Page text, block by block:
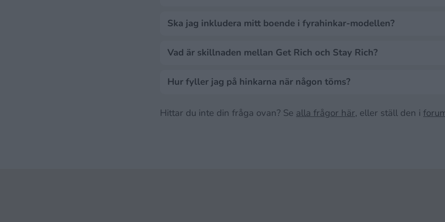
Ska jag inkludera mitt boende i fyrahinkar-modellen?
Vad är skillnaden mellan Get Rich och Stay Rich?
Hur fyller jag på hinkarna när någon töms?
Hittar du inte din fråga ovan? Se alla frågor här, eller ställ den i